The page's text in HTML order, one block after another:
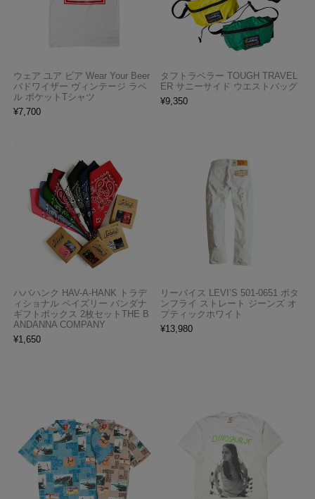
ウェア ユア ビア Wear Your Beer
バドワイザー ヴィンテージ ラベ
ル ポケットTシャツ
¥7,700
タフトラベラー TOUGH TRAVEL
ER サニーサイド ウエストバッグ
¥9,350
ハバハンク HAV-A-HANK トラデ
ィショナル ペイズリー バンダナ
ギフトボックス 2枚セットTHE B
ANDANNA COMPANY
¥1,650
リーバイス LEVI’S 501-0651 ボタ
ンフライ ストレート ジーンズ オ
プティックホワイト
¥13,980